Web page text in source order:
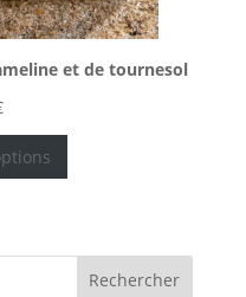
et de tournesol